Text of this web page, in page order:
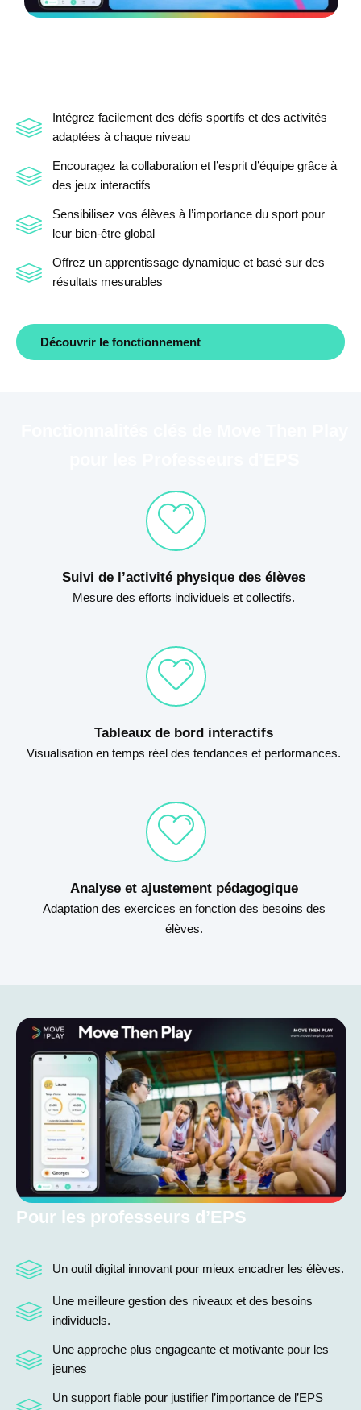
Intégrez facilement des défis sportifs et des activités
adaptées à chaque niveau
Encouragez la collaboration et l’esprit d’équipe grâce à
des jeux interactifs
Sensibilisez vos élèves à l’importance du sport pour
leur bien-être global
Offrez un apprentissage dynamique et basé sur des
résultats mesurables
Découvrir le fonctionnement
Suivi de l’activité physique des élèves
Mesure des efforts individuels et collectifs.
Tableaux de bord interactifs
Visualisation en temps réel des tendances et performances.
Analyse et ajustement pédagogique
Adaptation des exercices en fonction des besoins des
élèves.
Pour les professeurs d’EPS
Un outil digital innovant pour mieux encadrer les élèves.
Une meilleure gestion des niveaux et des besoins
individuels.
Une approche plus engageante et motivante pour les
jeunes
Un support fiable pour justifier l’importance de l’EPS